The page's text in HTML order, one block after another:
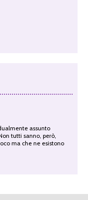
assunto
tutti sanno, però,
ma che ne esistono